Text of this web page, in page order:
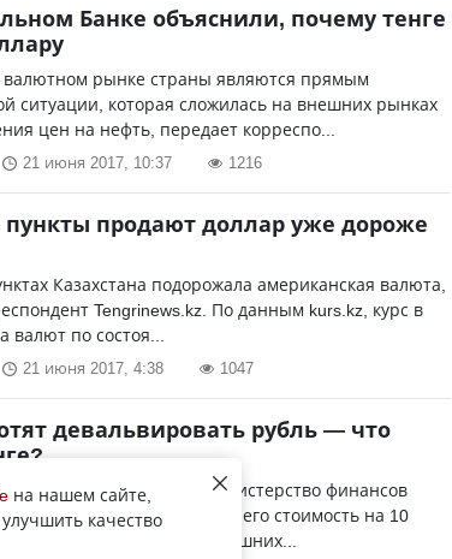
Банке объяснили, почему тенге
рынке страны являются прямым
ситуации, которая сложилась на внешних рынках
цен на нефть, передает корреспо...
21 июня 2017, 10:37 1216
продают доллар уже дороже
Казахстана подорожала американская валюта,
Tengrinews.kz. По данным kurs.kz, курс в
валют по состоя...
21 июня 2017, 4:38 1047
девальвировать рубль — что
может подешеветь. Министерство финансов
само предлагает снизить его стоимость на 10
подсчитали, что при нынешних...
на нашем сайте,
качество